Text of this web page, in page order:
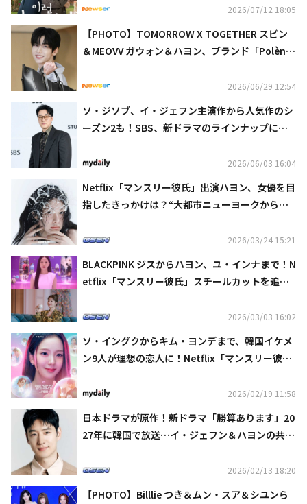
2026/07/12 18:05
【PHOTO】TOMORROW X TOGETHER スビン
＆MEOVV ガウォン＆ハヨン、ブランド「Polèn
2026/06/29 12:54
ソ・ジソブ、イ・ジェフン主演作から人気作のシ
ーズン2も！SBS、新ドラマのラインナップに注
2026/06/03 16:04
Netflix「マンスリー彼氏」出演ハヨン、女優を目
指したきっかけは？“大都市ニューヨークからエ
2026/03/24 15:21
BLACKPINK ジスからハヨン、ユ・インナまで！N
etflix「マンスリー彼氏」スチールカットを追加
2026/03/03 16:02
ソ・イングクからキム・ヨンデまで、韓国イケメ
ン9人が理想の恋人に！Netflix「マンスリー彼
2026/02/19 11:58
日本ドラマが原作！新ドラマ「勝算あります」20
27年に韓国で放送…イ・ジェフン＆ハヨンの共演
2026/02/13 18:20
【PHOTO】Billlie つき＆ムン・スア＆シユンら